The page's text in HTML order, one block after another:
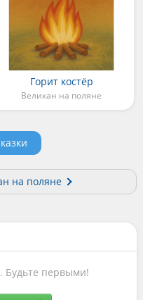
Горит костёр
Великан на поляне
на поляне
Будьте первыми!